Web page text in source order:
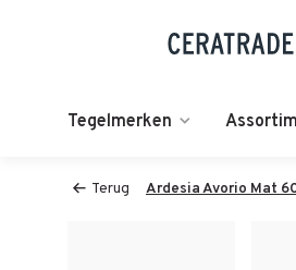
Tegelmerken
Terug Ardesia Avorio Mat